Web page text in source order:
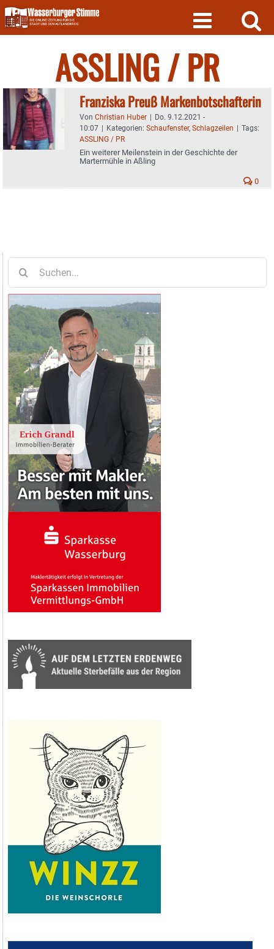
Skip
to
content
ASSLING / PR
Franziska Preuß Markenbotschafterin
Von Christian Huber | Do. 9.12.2021 -
10:07 | Kategorien: Schaufenster, Schlagzeilen | Tags:
ASSLING / PR
Ein weiterer Meilenstein in der Geschichte der
Martermühle in Aßling
0
nach: